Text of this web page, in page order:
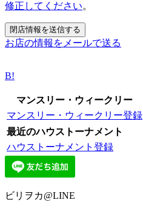
修正してください。
お店の情報をメールで送る
B!
マンスリー・ウィークリー
マンスリー・ウィークリー登録
最近のハウストーナメント
ハウストーナメント登録
ビリヲカ@LINE